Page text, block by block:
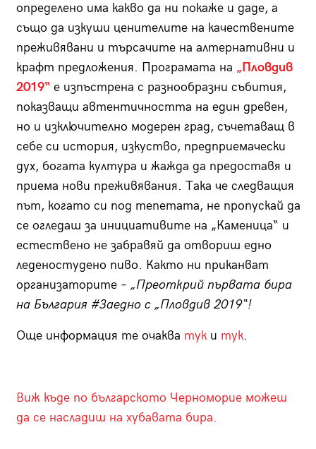
определено има какво да ни покаже и даде, а
също да изкуши ценителите на качествените
преживявани и търсачите на алтернативни и
крафт предложения. Програмата на „Пловдив
2019“е изпъстрена с разнообразни събития,
показващи автентичността на един древен,
но и изключително модерен град, съчетаващ в
себе си история, изкуство, предприемачески
дух, богата култура и жажда да предоставя и
приема нови преживявания. Така че следващия
път, когато си под тепетата, не пропускай да
се огледаш за инициативите на „Каменица“ и
естествено не забравяй да отвориш едно
леденостудено пиво. Както ни приканват
организаторите – „Преоткрий първата бира
на България #Заедно с „Пловдив 2019“!
Още информация те очаква туки тук.
Виж къде по българското Черноморие можеш
да се насладиш на хубавата бира.